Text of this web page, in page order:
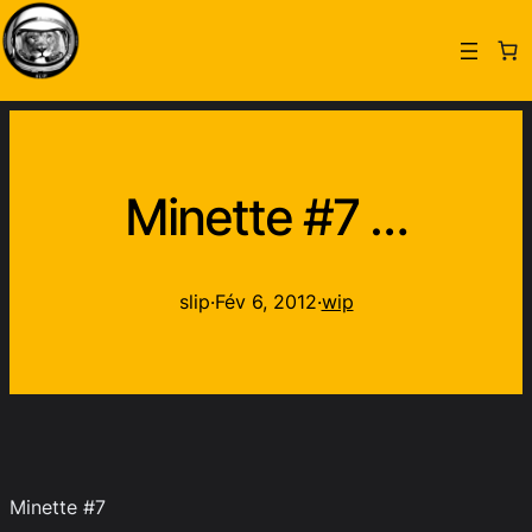
Minette #7 …
slip·Fév 6, 2012·wip
Minette #7